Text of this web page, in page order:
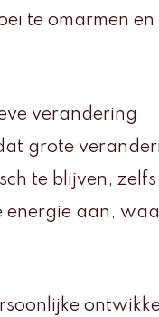
te omarmen
verandering
grote
te blijven,
energie aan,